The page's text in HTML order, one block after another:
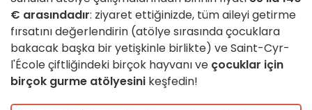
€ arasındadır: ziyaret ettiğinizde, tüm aileyi getirme
fırsatını değerlendirin (atölye sırasında çocuklara
bakacak başka bir yetişkinle birlikte) ve Saint-Cyr-
l'École çiftliğindeki birçok hayvanı ve çocuklar için
birçok gurme atölyesini keşfedin!